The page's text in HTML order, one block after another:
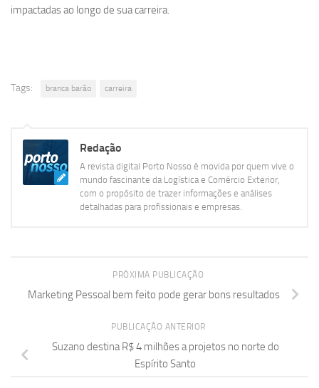
impactadas ao longo de sua carreira.
Tags: branca barão carreira
Redação
A revista digital Porto Nosso é movida por quem vive o
mundo fascinante da Logística e Comércio Exterior,
com o propósito de trazer informações e análises
detalhadas para profissionais e empresas.
PRÓXIMA PUBLICAÇÃO
Marketing Pessoal bem feito pode gerar bons resultados
PUBLICAÇÃO ANTERIOR
Suzano destina R$ 4 milhões a projetos no norte do
Espírito Santo